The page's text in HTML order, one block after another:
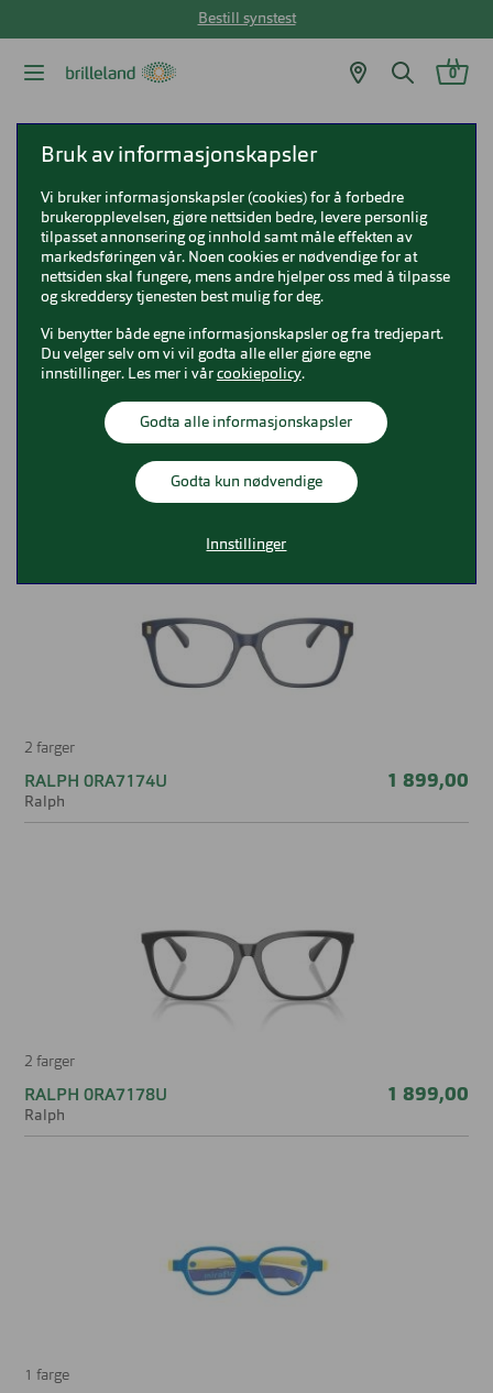
Bestill synstest
0
Briller
Hos Brilleland finner du et stort utvalg briller av høy
kvalitet til en god pris. Her ser du et utvalg av
nærmeste Brilleland-butikk hvor du får god hjelp til
372 produkter Vis bare nyheter
2 farger
RALPH 0RA7174U
Ralph
1 899,00
2 farger
RALPH 0RA7178U
Ralph
1 899,00
1 farge
Bruk av informasjonskapsler
Vi bruker informasjonskapsler (cookies) for å forbedre
brukeropplevelsen, gjøre nettsiden bedre, levere personlig
tilpasset annonsering og innhold samt måle effekten av
markedsføringen vår. Noen cookies er nødvendige for at
nettsiden skal fungere, mens andre hjelper oss med å tilpasse
og skreddersy tjenesten best mulig for deg.
Vi benytter både egne informasjonskapsler og fra tredjepart.
Du velger selv om vi vil godta alle eller gjøre egne
innstillinger. Les mer i vår cookiepolicy.
Godta alle informasjonskapsler
Godta kun nødvendige
Innstillinger